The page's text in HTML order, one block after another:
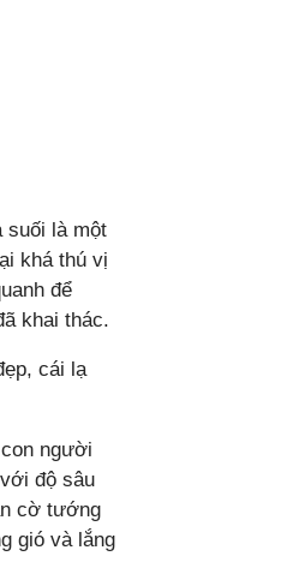
suối là một
khá thú vị
để
khai thác.
cái lạ
người
độ sâu
cờ tướng
gió và lắng